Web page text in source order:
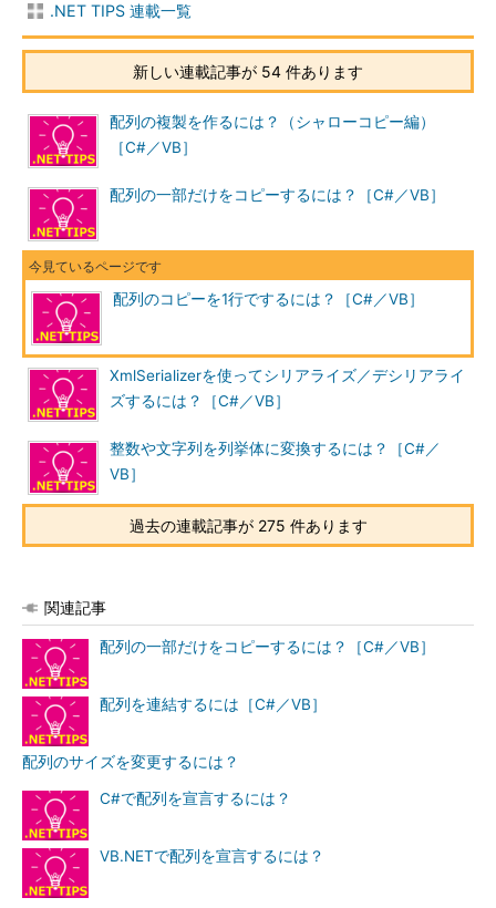
.NET TIPS 連載一覧
新しい連載記事が 54 件あります
配列の複製を作るには？（シャローコピー編）
［C#／VB］
配列の一部だけをコピーするには？［C#／VB］
配列のコピーを1行でするには？［C#／VB］
XmlSerializerを使ってシリアライズ／デシリアライ
ズするには？［C#／VB］
整数や文字列を列挙体に変換するには？［C#／
VB］
過去の連載記事が 275 件あります
関連記事
配列の一部だけをコピーするには？［C#／VB］
配列を連結するには［C#／VB］
配列のサイズを変更するには？
C#で配列を宣言するには？
VB.NETで配列を宣言するには？